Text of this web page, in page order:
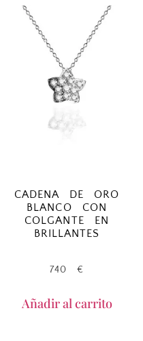
CADENA DE ORO
BLANCO CON
COLGANTE EN
BRILLANTES
740 €
Añadir al carrito